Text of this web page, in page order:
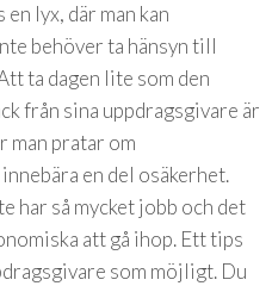
lyx, där man kan
behöver ta hänsyn till
ta dagen lite som den
från sina uppdragsgivare är
man pratar om
en del osäkerhet.
har så mycket jobb och det
att gå ihop. Ett tips
som möjligt. Du